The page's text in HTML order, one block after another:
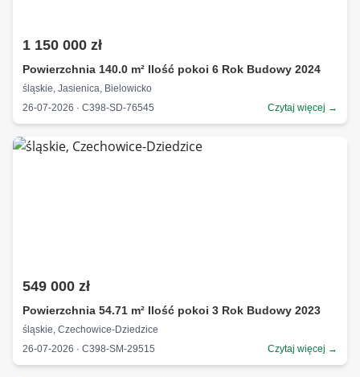
1 150 000 zł
Powierzchnia 140.0 m² Ilość pokoi 6 Rok Budowy 2024
śląskie, Jasienica, Bielowicko
26-07-2026 · C398-SD-76545
Czytaj więcej →
549 000 zł
Powierzchnia 54.71 m² Ilość pokoi 3 Rok Budowy 2023
śląskie, Czechowice-Dziedzice
26-07-2026 · C398-SM-29515
Czytaj więcej →